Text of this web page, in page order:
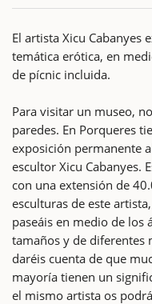
El artista Xicu Cabanyes
temática erótica, en
de pícnic incluida.
Para visitar un museo,
paredes. En Porqueres
exposición permanente
escultor Xicu Cabanyes.
con una extensión de
esculturas de este
paseáis en medio de los
tamaños y de diferentes
daréis cuenta de que
mayoría tienen un
el mismo artista os